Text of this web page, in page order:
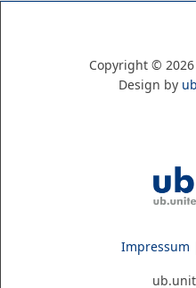
Copyright © 2026
Design by
Impressum